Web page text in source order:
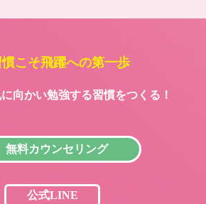
こそ飛躍への第一歩
向かい勉強する習慣をつくる！
無料カウンセリング
公式LINE